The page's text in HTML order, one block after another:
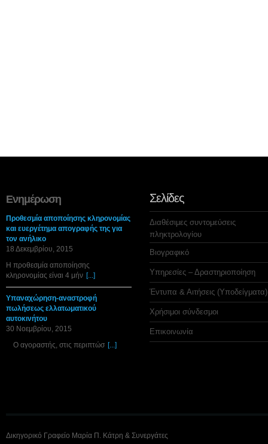
Ενημέρωση
Προθεσμία αποποίησης κληρονομίας
και ευεργέτημα απογραφής της για
τον ανήλικο
18 Δεκεμβρίου, 2015
Η προθεσμία αποποίησης
κληρονομίας είναι 4 μήν [...]
Υπαναχώρηση-αναστροφή
πωλήσεως ελλατωματικού
αυτοκινήτου
30 Νοεμβρίου, 2015
Ο αγοραστής, στις περιπτώσ [...]
Σελίδες
Διαθέσιμες συντομεύσεις
πληκτρολογίου
Βιογραφικό
Υπηρεσίες – Δραστηριοποίηση
Έντυπα & Αιτήσεις (Υποδείγματα)
Χρήσιμοι σύνδεσμοι
Επικοινωνία
Δικηγορικό Γραφείο Μαρία Π. Κάτρη & Συνεργάτες